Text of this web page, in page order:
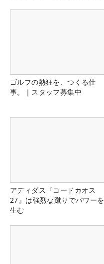
ゴルフの熱狂を、つくる仕
事。｜スタッフ募集中
アディダス『コードカオス
27』は強烈な蹴りでパワーを
生む